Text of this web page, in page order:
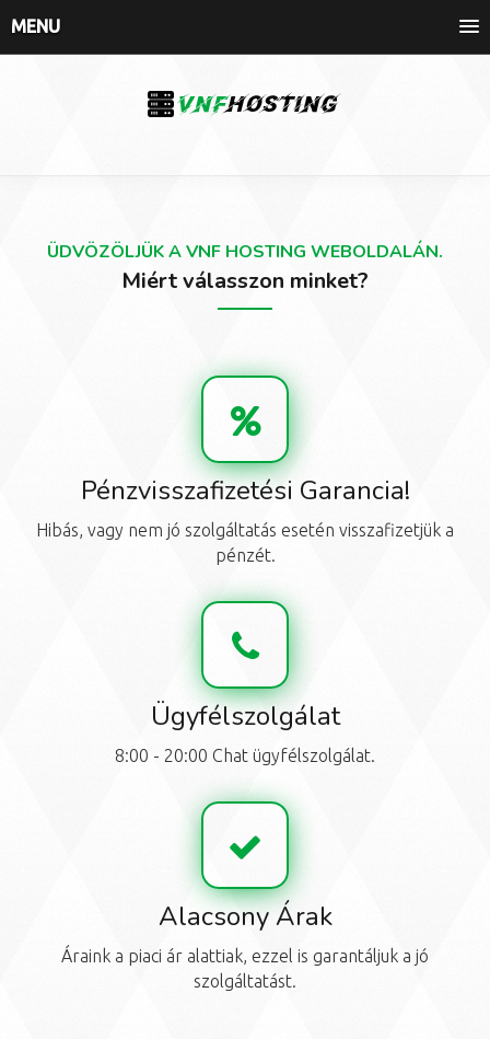
MENU
ÜDVÖZÖLJÜK A VNF HOSTING WEBOLDALÁN.
Miért válasszon minket?
Pénzvisszafizetési Garancia!
Hibás, vagy nem jó szolgáltatás esetén visszafizetjük a
pénzét.
Ügyfélszolgálat
8:00 - 20:00 Chat ügyfélszolgálat.
Alacsony Árak
Áraink a piaci ár alattiak, ezzel is garantáljuk a jó
szolgáltatást.